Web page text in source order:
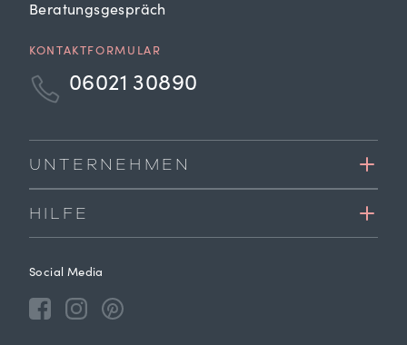
Beratungsgespräch
KONTAKTFORMULAR
06021 30890
UNTERNEHMEN
HILFE
Social Media